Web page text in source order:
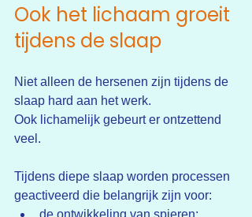
Ook het lichaam groeit
tijdens de slaap
Niet alleen de hersenen zijn tijdens de
slaap hard aan het werk.
Ook lichamelijk gebeurt er ontzettend
veel.
Tijdens diepe slaap worden processen
geactiveerd die belangrijk zijn voor:
de ontwikkeling van spieren;